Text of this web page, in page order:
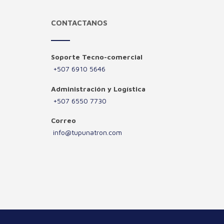
CONTACTANOS
Soporte Tecno-comercial
+507 6910 5646
Administración y Logística
+507 6550 7730
Correo
info@tupunatron.com